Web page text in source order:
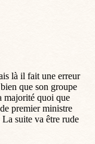
là il fait une erreur
que son groupe
majorité quoi que
premier ministre
suite va être rude